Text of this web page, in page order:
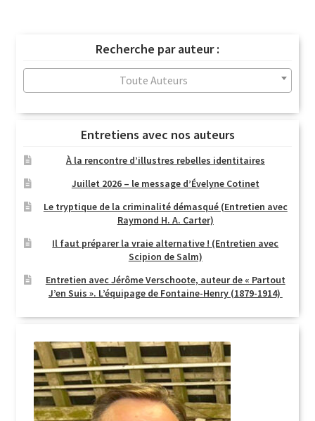
Recherche par auteur :
Toute Auteurs
Entretiens avec nos auteurs
À la rencontre d’illustres rebelles identitaires
Juillet 2026 – le message d’Évelyne Cotinet
Le tryptique de la criminalité démasqué (Entretien avec
Raymond H. A. Carter)
Il faut préparer la vraie alternative ! (Entretien avec
Scipion de Salm)
Entretien avec Jérôme Verschoote, auteur de « Partout
J’en Suis ». L’équipage de Fontaine-Henry (1879-1914)